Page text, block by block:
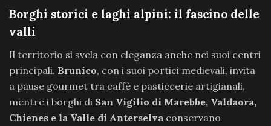
Borghi storici e laghi alpini: il fascino delle
valli
Il territorio si svela con eleganza anche nei suoi centri
principali. Brunico, con i suoi portici medievali, invita
a pause gourmet tra caffè e pasticcerie artigianali,
mentre i borghi di San Vigilio di Marebbe, Valdaora,
Chienes e la Valle di Anterselva conservano